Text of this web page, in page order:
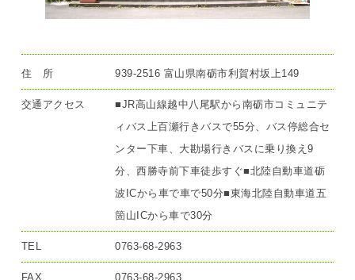
住 所 939-2516 富山県南砺市利賀村坂上149
交通アクセス
■JR高山線越中八尾駅から南砺市コミュニテ
ィバス上百瀬行きバスで55分、バス停総合セ
ンター下車、大勘場行きバスに乗り換え9
分、西勝寺前下車徒歩すぐ■北陸自動車道砺
波ICから車で車で50分■東海北陸自動車道五
箇山ICから車で30分
TEL 0763-68-2963
FAX 0763-68-2963